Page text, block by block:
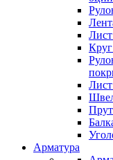
Арматура